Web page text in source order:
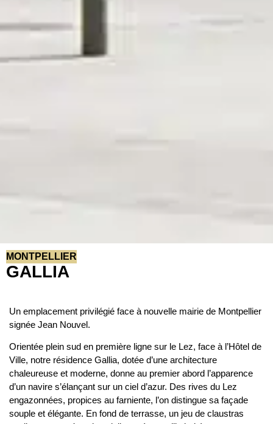
MONTPELLIER
GALLIA
Un emplacement privilégié face à nouvelle mairie de Montpellier
signée Jean Nouvel.
Orientée plein sud en première ligne sur le Lez, face à l’Hôtel de
Ville, notre résidence Gallia, dotée d’une architecture
chaleureuse et moderne, donne au premier abord l’apparence
d’un navire s’élançant sur un ciel d’azur. Des rives du Lez
engazonnées, propices au farniente, l’on distingue sa façade
souple et élégante. En fond de terrasse, un jeu de claustras